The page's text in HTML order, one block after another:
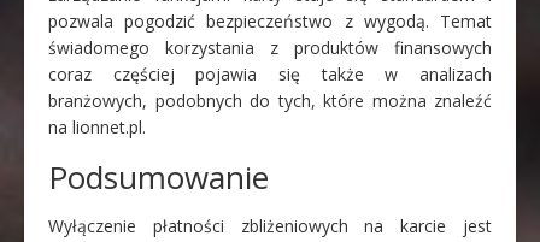
pozwala pogodzić bezpieczeństwo z wygodą. Temat
świadomego korzystania z produktów finansowych
coraz częściej pojawia się także w analizach
branżowych, podobnych do tych, które można znaleźć
na lionnet.pl.
Podsumowanie
Wyłączenie płatności zbliżeniowych na karcie jest